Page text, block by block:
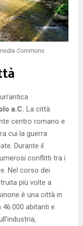
Commons
a.C. La città
centro romano e
cui la guerra
Durante il
conflitti tra i
Nel corso dei
più volte a
è una città in
abitanti e